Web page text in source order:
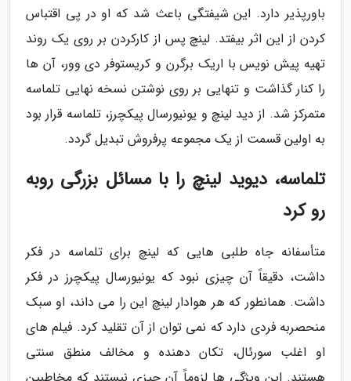
باورپذیر دارد. این شیفتگی باعث شد که او در پی اقتباس
کردن از این اثر بیفتد. لینچ پس از کارکردن بر روی یک روند
تهیه پیش نویس با اریک برگرن و کریستوفر دی وور، آن ها
را کنار گذاشت و تنهایی بر روی نوشتن نسخه نهایی تلماسه
متمرکز شد. از دید لینچ و یونیورسال پیکچرز، تلماسه قرار بود
به اولین قسمت از یک مجموعه پرفروش تبدیل گردد.
تلماسه، دیوید لینچ را با مسائل بزرگی روبه
رو کرد
متأسفانه جاه طلبی هایی که لینچ برای تلماسه در فکر
داشت، دقیقاً آن چیزی نبود که یونیورسال پیکچرز در فکر
داشت. همانطور که هر هوادار لینچ این را می داند، او سبک
منحصربه فردی دارد که نمی توان از آن تقلید کرد. فیلم های
او اغلب سورئال، تکان دهنده و مخالف منطق سنتی